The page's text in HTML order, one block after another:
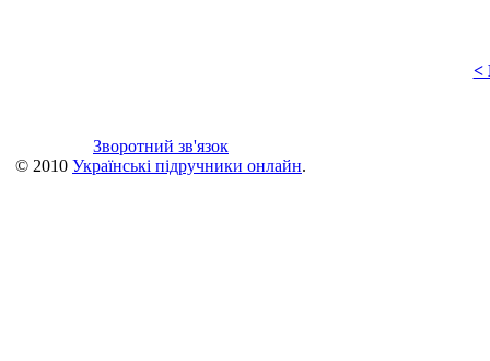
<
Зворотний зв'язок
© 2010 Українські підручники онлайн.